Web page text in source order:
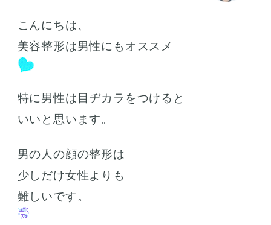
こんにちは、
美容整形は男性にもオススメ
特に男性は目ヂカラをつけると
いいと思います。
男の人の顔の整形は
少しだけ女性よりも
難しいです。